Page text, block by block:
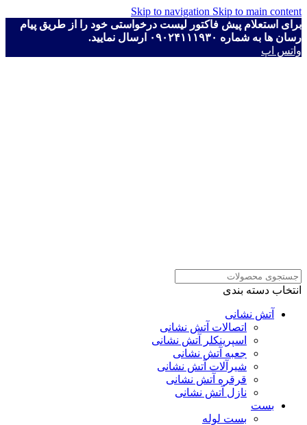
Skip to navigation Skip to main content
برای استعلام پیش فاکتور لیست درخواستی خود را از طریق پیام
رسان ها به شماره ۰۹۰۲۴۱۱۱۹۳۰ ارسال نمایید.
واتس اپ
انتخاب دسته بندی
آتش نشانی
اتصالات آتش نشانی
اسپرینکلر آتش نشانی
جعبه آتش نشانی
شیرآلات آتش نشانی
قرقره آتش نشانی
نازل آتش نشانی
بست
بست لوله